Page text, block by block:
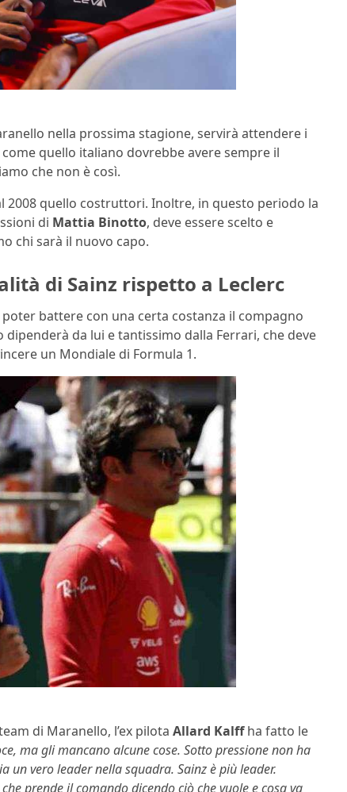
nella prossima stagione, servirà attendere i
quello italiano dovrebbe avere sempre il
che non è così.
2008 quello costruttori. Inoltre, in questo periodo la
di Mattia Binotto, deve essere scelto e
chi sarà il nuovo capo.
di Sainz rispetto a Leclerc
battere con una certa costanza il compagno
da lui e tantissimo dalla Ferrari, che deve
un Mondiale di Formula 1.
di Maranello, l’ex pilota Allard Kalffha fatto le
ma gli mancano alcune cose. Sotto pressione non ha
un vero leader nella squadra. Sainz è più leader.
prende il comando dicendo ciò che vuole e cosa va